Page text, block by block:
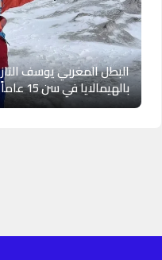
بالهيمالايا في سن 15 عاماً